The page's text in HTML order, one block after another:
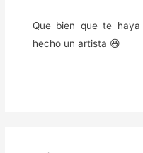
Que bien que te
hecho un artista 😃